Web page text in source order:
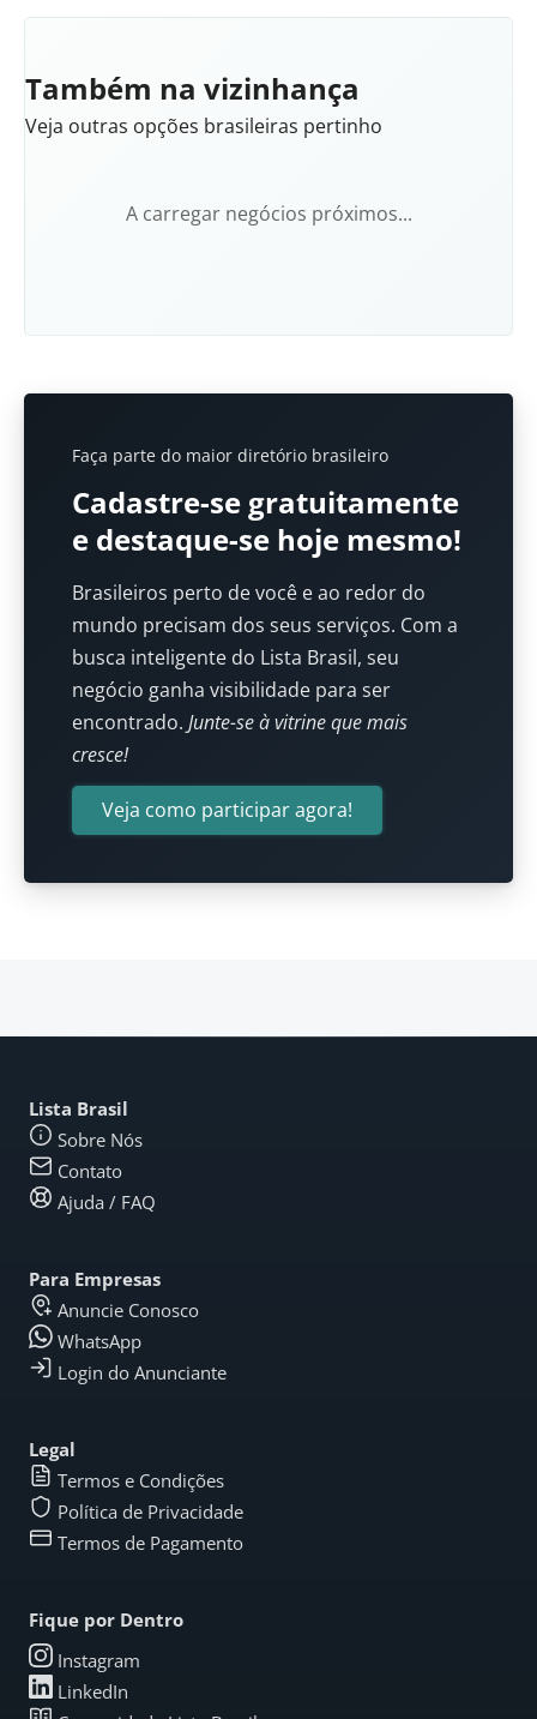
Também na vizinhança
Veja outras opções brasileiras pertinho
A carregar negócios próximos...
Faça parte do maior diretório brasileiro
Cadastre-se gratuitamente
e destaque-se hoje mesmo!
Brasileiros perto de você e ao redor do
mundo precisam dos seus serviços. Com a
busca inteligente do Lista Brasil, seu
negócio ganha visibilidade para ser
encontrado. Junte-se à vitrine que mais
cresce!
Veja como participar agora!
Lista Brasil
Sobre Nós
Contato
Ajuda / FAQ
Para Empresas
Anuncie Conosco
WhatsApp
Login do Anunciante
Legal
Termos e Condições
Política de Privacidade
Termos de Pagamento
Fique por Dentro
Instagram
LinkedIn